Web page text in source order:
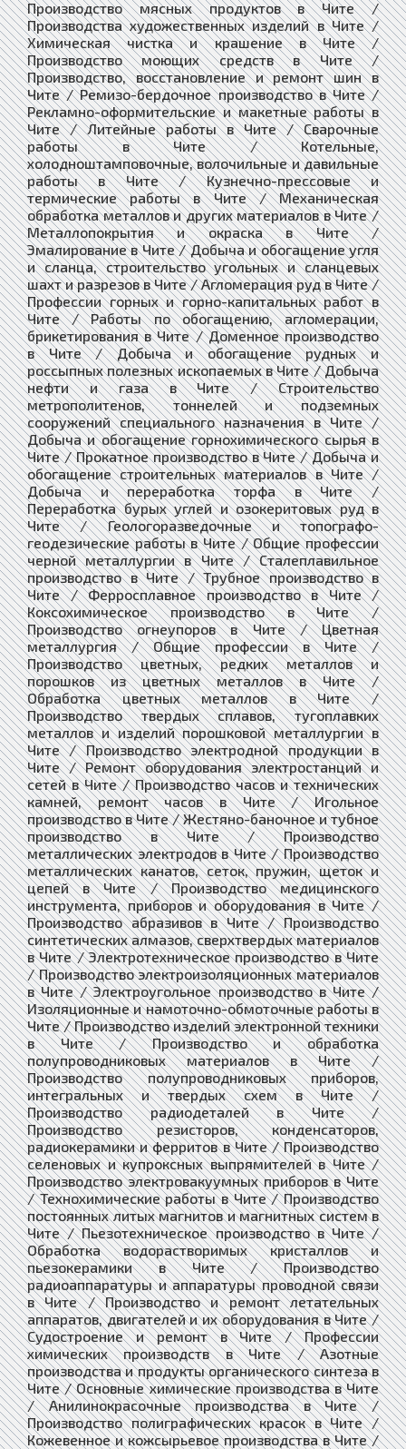
Производство мясных продуктов в Чите /
Производства художественных изделий в Чите /
Химическая чистка и крашение в Чите /
Производство моющих средств в Чите /
Производство, восстановление и ремонт шин в
Чите / Ремизо-бердочное производство в Чите /
Рекламно-оформительские и макетные работы в
Чите / Литейные работы в Чите / Сварочные
работы в Чите / Котельные,
холодноштамповочные, волочильные и давильные
работы в Чите / Кузнечно-прессовые и
термические работы в Чите / Механическая
обработка металлов и других материалов в Чите /
Металлопокрытия и окраска в Чите /
Эмалирование в Чите / Добыча и обогащение угля
и сланца, строительство угольных и сланцевых
шахт и разрезов в Чите / Агломерация руд в Чите /
Профессии горных и горно-капитальных работ в
Чите / Работы по обогащению, агломерации,
брикетирования в Чите / Доменное производство
в Чите / Добыча и обогащение рудных и
россыпных полезных ископаемых в Чите / Добыча
нефти и газа в Чите / Строительство
метрополитенов, тоннелей и подземных
сооружений специального назначения в Чите /
Добыча и обогащение горнохимического сырья в
Чите / Прокатное производство в Чите / Добыча и
обогащение строительных материалов в Чите /
Добыча и переработка торфа в Чите /
Переработка бурых углей и озокеритовых руд в
Чите / Геологоразведочные и топографо-
геодезические работы в Чите / Общие профессии
черной металлургии в Чите / Сталеплавильное
производство в Чите / Трубное производство в
Чите / Ферросплавное производство в Чите /
Коксохимическое производство в Чите /
Производство огнеупоров в Чите / Цветная
металлургия / Общие профессии в Чите /
Производство цветных, редких металлов и
порошков из цветных металлов в Чите /
Обработка цветных металлов в Чите /
Производство твердых сплавов, тугоплавких
металлов и изделий порошковой металлургии в
Чите / Производство электродной продукции в
Чите / Ремонт оборудования электростанций и
сетей в Чите / Производство часов и технических
камней, ремонт часов в Чите / Игольное
производство в Чите / Жестяно-баночное и тубное
производство в Чите / Производство
металлических электродов в Чите / Производство
металлических канатов, сеток, пружин, щеток и
цепей в Чите / Производство медицинского
инструмента, приборов и оборудования в Чите /
Производство абразивов в Чите / Производство
синтетических алмазов, сверхтвердых материалов
в Чите / Электротехническое производство в Чите
/ Производство электроизоляционных материалов
в Чите / Электроугольное производство в Чите /
Изоляционные и намоточно-обмоточные работы в
Чите / Производство изделий электронной техники
в Чите / Производство и обработка
полупроводниковых материалов в Чите /
Производство полупроводниковых приборов,
интегральных и твердых схем в Чите /
Производство радиодеталей в Чите /
Производство резисторов, конденсаторов,
радиокерамики и ферритов в Чите / Производство
селеновых и купроксных выпрямителей в Чите /
Производство электровакуумных приборов в Чите
/ Технохимические работы в Чите / Производство
постоянных литых магнитов и магнитных систем в
Чите / Пьезотехническое производство в Чите /
Обработка водорастворимых кристаллов и
пьезокерамики в Чите / Производство
радиоаппаратуры и аппаратуры проводной связи
в Чите / Производство и ремонт летательных
аппаратов, двигателей и их оборудования в Чите /
Судостроение и ремонт в Чите / Профессии
химических производств в Чите / Азотные
производства и продукты органического синтеза в
Чите / Основные химические производства в Чите
/ Анилинокрасочные производства в Чите /
Производство полиграфических красок в Чите /
Кожевенное и кожсырьевое производства в Чите /